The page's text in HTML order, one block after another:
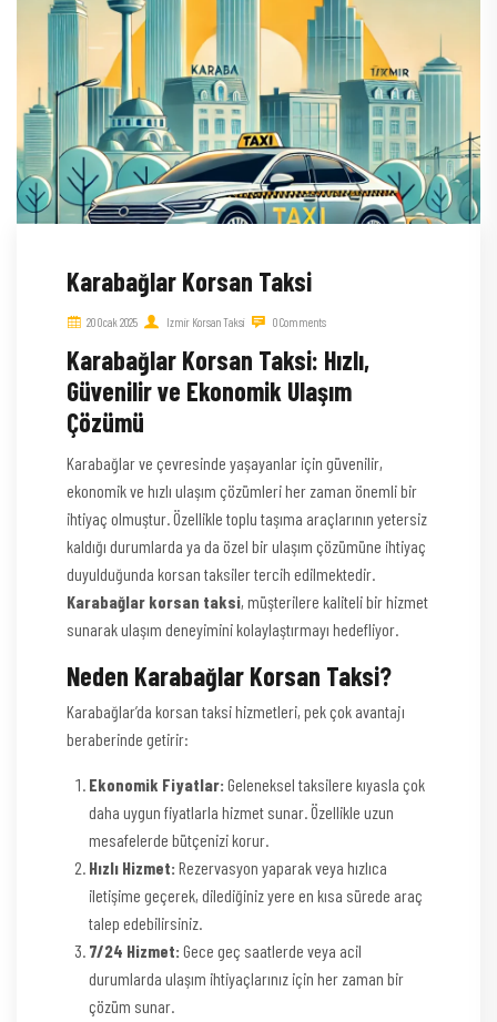
Karabağlar Korsan Taksi
20 Ocak 2025 Izmir Korsan Taksi 0 Comments
Karabağlar Korsan Taksi: Hızlı,
Güvenilir ve Ekonomik Ulaşım
Çözümü
Karabağlar ve çevresinde yaşayanlar için güvenilir,
ekonomik ve hızlı ulaşım çözümleri her zaman önemli bir
ihtiyaç olmuştur. Özellikle toplu taşıma araçlarının yetersiz
kaldığı durumlarda ya da özel bir ulaşım çözümüne ihtiyaç
duyulduğunda korsan taksiler tercih edilmektedir.
Karabağlar korsan taksi, müşterilere kaliteli bir hizmet
sunarak ulaşım deneyimini kolaylaştırmayı hedefliyor.
Neden Karabağlar Korsan Taksi?
Karabağlar’da korsan taksi hizmetleri, pek çok avantajı
beraberinde getirir:
Ekonomik Fiyatlar: Geleneksel taksilere kıyasla çok
daha uygun fiyatlarla hizmet sunar. Özellikle uzun
mesafelerde bütçenizi korur.
Hızlı Hizmet: Rezervasyon yaparak veya hızlıca
iletişime geçerek, dilediğiniz yere en kısa sürede araç
talep edebilirsiniz.
7/24 Hizmet: Gece geç saatlerde veya acil
durumlarda ulaşım ihtiyaçlarınız için her zaman bir
çözüm sunar.